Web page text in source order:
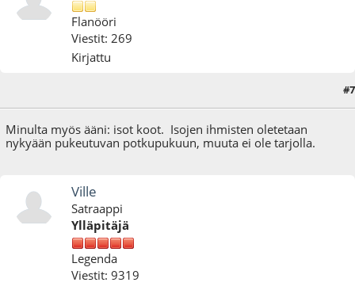
Flanööri
Viestit: 269
Kirjattu
#7
Minulta myös ääni: isot koot. Isojen ihmisten oletetaan
nykyään pukeutuvan potkupukuun, muuta ei ole tarjolla.
Ville
Satraappi
Ylläpitäjä
Legenda
Viestit: 9319